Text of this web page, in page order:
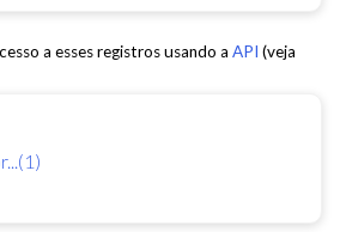
a esses registros usando a API (veja